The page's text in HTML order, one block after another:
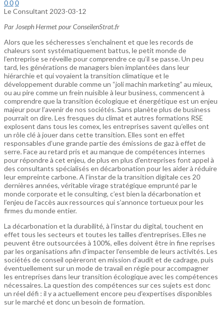
000
Le Consultant 2023-03-12
Par Joseph Hermet pour ConseilenStrat.fr
Alors que les sécheresses s’enchaînent et que les records de
chaleurs sont systématiquement battus, le petit monde de
l’entreprise se réveille pour comprendre ce qu’il se passe. Un peu
tard, les générations de managers bien implantées dans leur
hiérarchie et qui voyaient la transition climatique et le
développement durable comme un “joli machin marketing” au mieux,
ou au pire comme un frein nuisible à leur business, commencent à
comprendre que la transition écologique et énergétique est un enjeu
majeur pour l’avenir de nos sociétés. Sans planète plus de business
pourrait on dire. Les fresques du climat et autres formations RSE
explosent dans tous les comex, les entreprises savent qu’elles ont
un rôle clé à jouer dans cette transition. Elles sont en effet
responsables d’une grande partie des émissions de gaz à effet de
serre. Face au retard pris et au manque de compétences internes
pour répondre à cet enjeu, de plus en plus d’entreprises font appel à
des consultants spécialisés en décarbonation pour les aider à réduire
leur empreinte carbone. A l’instar de la transition digitale ces 20
dernières années, véritable virage stratégique emprunté par le
monde corporate et le consulting, c’est bien la décarbonation et
l’enjeu de l’accès aux ressources qui s’annonce tortueux pour les
firmes du monde entier.
La décarbonation et la durabilité, à l’instar du digital, touchent en
effet tous les secteurs et toutes les tailles d’entreprises. Elles ne
peuvent être outsourcées à 100%, elles doivent être in fine reprises
par les organisations afin d’impacter l’ensemble de leurs activités. Les
sociétés de conseil opèreront en mission d’audit et de cadrage, puis
éventuellement sur un mode de travail en régie pour accompagner
les entreprises dans leur transition écologique avec les compétences
nécessaires. La question des compétences sur ces sujets est donc
un réel défi : il y a actuellement encore peu d’expertises disponibles
sur le marché et donc un besoin de formation.